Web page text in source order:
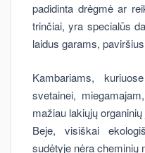
padidinta drėgmė ar
trinčiai, yra specialūs
laidus garams,
Kambariams,
svetainei,
mažiau lakiųjų
Beje, visiškai
sudėtyje nėra cheminių